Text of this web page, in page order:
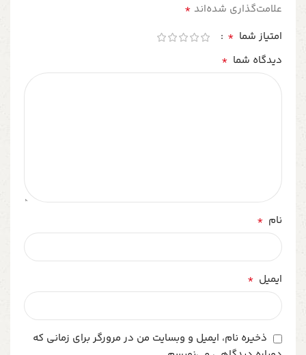
علامت‌گذاری شده‌اند *
امتیاز شما *
دیدگاه شما *
نام *
ایمیل *
ذخیره نام، ایمیل و وبسایت من در مرورگر برای زمانی که